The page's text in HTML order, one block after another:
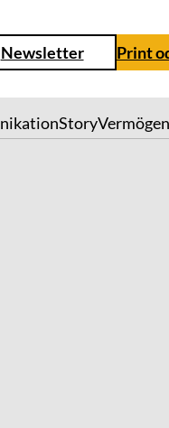
Newsletter Print
StoryVermögen